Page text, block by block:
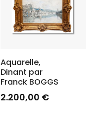
Aquarelle,
Dinant par
Franck BOGGS
2.200,00 €